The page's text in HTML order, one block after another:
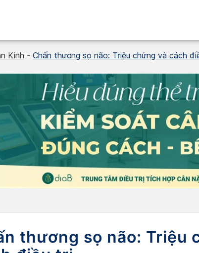
Kinh - Chấn thương sọ não: Triệu chứng và cách
thương sọ não: Triệu